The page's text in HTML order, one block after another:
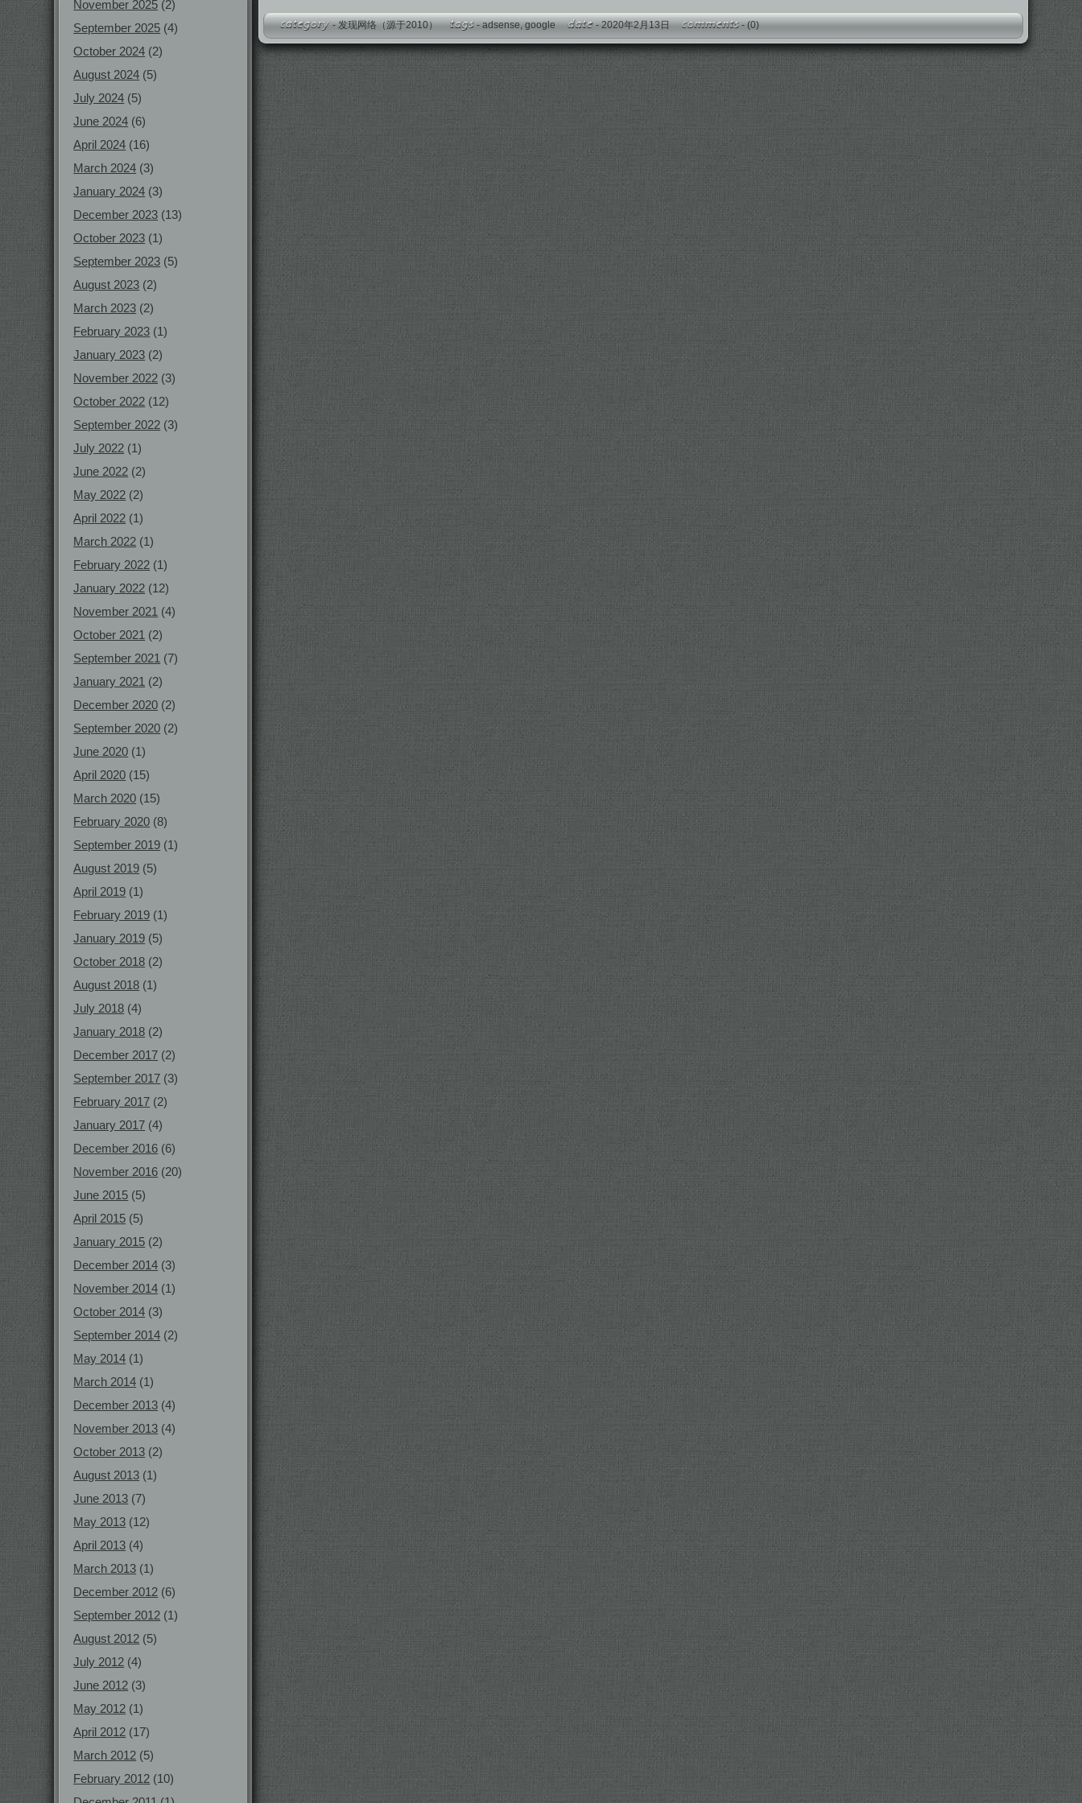
November 2025 (2)
September 2025 (4)
October 2024 (2)
August 2024 (5)
July 2024 (5)
June 2024 (6)
April 2024 (16)
March 2024 (3)
January 2024 (3)
December 2023 (13)
October 2023 (1)
September 2023 (5)
August 2023 (2)
March 2023 (2)
February 2023 (1)
January 2023 (2)
November 2022 (3)
October 2022 (12)
September 2022 (3)
July 2022 (1)
June 2022 (2)
May 2022 (2)
April 2022 (1)
March 2022 (1)
February 2022 (1)
January 2022 (12)
November 2021 (4)
October 2021 (2)
September 2021 (7)
January 2021 (2)
December 2020 (2)
September 2020 (2)
June 2020 (1)
April 2020 (15)
March 2020 (15)
February 2020 (8)
September 2019 (1)
August 2019 (5)
April 2019 (1)
February 2019 (1)
January 2019 (5)
October 2018 (2)
August 2018 (1)
July 2018 (4)
January 2018 (2)
December 2017 (2)
September 2017 (3)
February 2017 (2)
January 2017 (4)
December 2016 (6)
November 2016 (20)
June 2015 (5)
April 2015 (5)
January 2015 (2)
December 2014 (3)
November 2014 (1)
October 2014 (3)
September 2014 (2)
May 2014 (1)
March 2014 (1)
December 2013 (4)
November 2013 (4)
October 2013 (2)
August 2013 (1)
June 2013 (7)
May 2013 (12)
April 2013 (4)
March 2013 (1)
December 2012 (6)
September 2012 (1)
August 2012 (5)
July 2012 (4)
June 2012 (3)
May 2012 (1)
April 2012 (17)
March 2012 (5)
February 2012 (10)
-发现网络（源于2010） -adsense,google - 2020年2月13日 -(0)